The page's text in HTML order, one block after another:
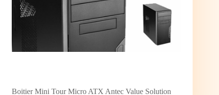
Boitier Mini Tour Micro ATX Antec Value Solution